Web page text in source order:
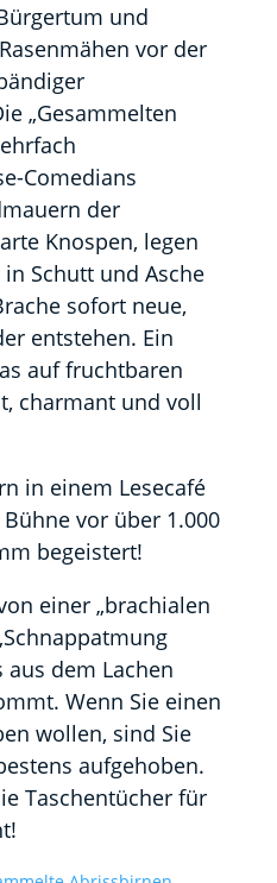
und
vor der
„Gesammelten
Comedians
der
Knospen, legen
Schutt und Asche
sofort neue,
entstehen. Ein
auf fruchtbaren
charmant und voll
in einem Lesecafé
vor über 1.000
begeistert!
einer „brachialen
aus dem Lachen
Wenn Sie einen
wollen, sind Sie
aufgehoben.
Taschentücher für